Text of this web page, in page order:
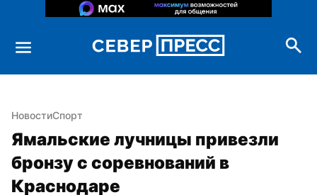
НовостиСпорт
Ямальские лучницы привезли
бронзу с соревнований в
Краснодаре